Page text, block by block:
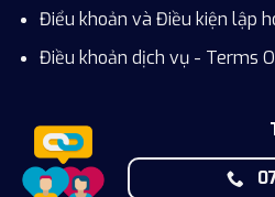
Điểu khoản và Điều kiện lập
Điều khoản dịch vụ - Terms